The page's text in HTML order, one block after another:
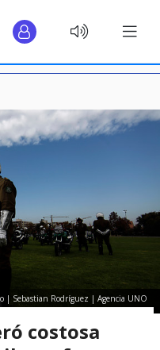
| Sebastian Rodríguez | Agencia UNO
costosa